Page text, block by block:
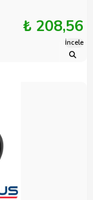
₺ 208,56
İncele